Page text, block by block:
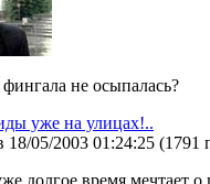
не осыпалась?
уже на улицах!..
18/05/2003 01:24:25 (1791
долгое время мечтает